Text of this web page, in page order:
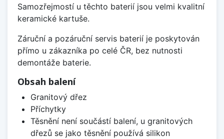
Samozřejmostí u těchto baterií jsou velmi kvalitní
keramické kartuše.
Záruční a pozáruční servis baterií je poskytován
přímo u zákazníka po celé ČR, bez nutnosti
demontáže baterie.
Obsah balení
Granitový dřez
Příchytky
Těsnění není součástí balení, u granitových
dřezů se jako těsnění používá silikon